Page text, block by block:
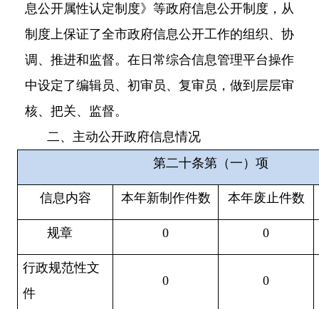
息公开属性认定制度》等政府信息公开制度，从
制度上保证了全市政府信息公开工作的组织、协
调、推进和监督。在日常综合信息管理平台操作
中设定了编辑员、初审员、复审员，做到层层审
核、把关、监督。
二、主动公开政府信息情况
第二十条第（一）项
信息内容 本年新制作件数 本年废止件数
规章 0 0
行政规范性文
件
0 0